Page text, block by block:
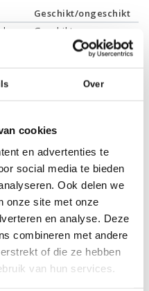
Over
cookies
en advertenties te
social media te bieden
Ook delen we
onze site met onze
en analyse. Deze
combineren met andere
of die ze hebben
van hun services.
Geschikt/ongeschikt
Geschikt
Geschikt
Ongeschikt
14.0 inch (35,6 cm)
1920 x 1080 (Full HD)
-